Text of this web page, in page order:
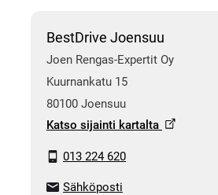
BestDrive Joensuu
Joen Rengas-Expertit Oy
Kuurnankatu 15
80100 Joensuu
Katso sijainti kartalta
013 224 620
Sähköposti